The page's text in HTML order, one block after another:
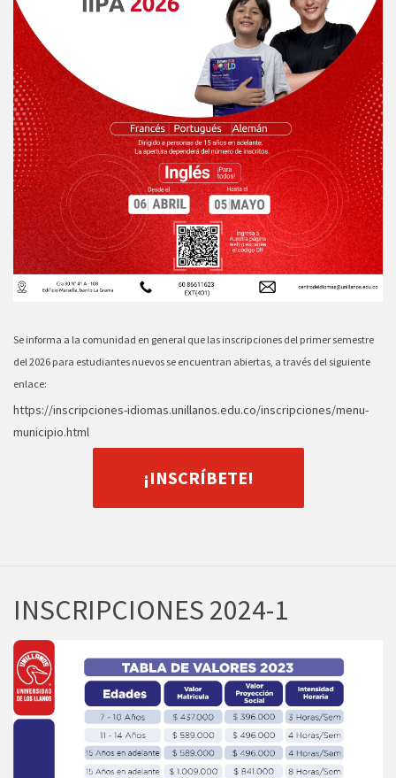
Se informa a la comunidad en general que las inscripciones del primer semestre
del 2026 para estudiantes nuevos se encuentran abiertas, a través del siguiente
enlace:
https://inscripciones-idiomas.unillanos.edu.co/inscripciones/menu-
municipio.html
¡INSCRÍBETE!
INSCRIPCIONES 2024-1